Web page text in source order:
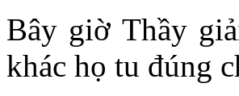
Bây giờ Thầy
khác họ tu đúng